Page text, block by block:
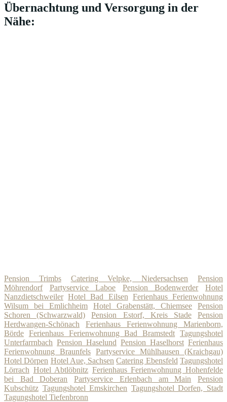
Übernachtung und Versorgung in der
Nähe:
Pension Trimbs Catering Velpke, Niedersachsen
Pension
Möhrendorf
Partyservice Laboe Pension Bodenwerder
Hotel
Nanzdietschweiler Hotel Bad Eilsen Ferienhaus Ferienwohnung
Wilsum bei Emlichheim
Hotel Grabenstätt, Chiemsee
Pension
Schoren (Schwarzwald)
Pension Estorf, Kreis Stade
Pension
Herdwangen-Schönach
Ferienhaus Ferienwohnung Marienborn,
Börde Ferienhaus Ferienwohnung Bad Bramstedt Tagungshotel
Unterfarrnbach Pension Haselund Pension Haselhorst Ferienhaus
Ferienwohnung Braunfels Partyservice Mühlhausen (Kraichgau)
Hotel Dörpen Hotel Aue, Sachsen Catering Ebensfeld Tagungshotel
Lörrach Hotel Abtlöbnitz Ferienhaus Ferienwohnung Hohenfelde
bei Bad Doberan
Partyservice Erlenbach am Main
Pension
Kubschütz Tagungshotel Emskirchen Tagungshotel Dorfen, Stadt
Tagungshotel Tiefenbronn